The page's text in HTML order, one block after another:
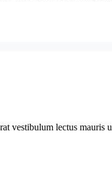
vestibulum lectus mauris